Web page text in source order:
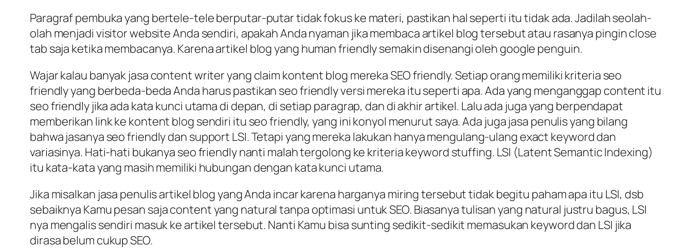
Paragraf pembuka yang bertele-tele berputar-putar tidak fokus ke materi, pastikan hal seperti itu tidak ada. Jadilah seolah-
olah menjadi visitor website Anda sendiri, apakah Anda nyaman jika membaca artikel blog tersebut atau rasanya pingin close
tab saja ketika membacanya. Karena artikel blog yang human friendly semakin disenangi oleh google penguin.
Wajar kalau banyak jasa content writer yang claim kontent blog mereka SEO friendly. Setiap orang memiliki kriteria seo
friendly yang berbeda-beda Anda harus pastikan seo friendly versi mereka itu seperti apa. Ada yang menganggap content itu
seo friendly jika ada kata kunci utama di depan, di setiap paragrap, dan di akhir artikel. Lalu ada juga yang berpendapat
memberikan link ke kontent blog sendiri itu seo friendly, yang ini konyol menurut saya. Ada juga jasa penulis yang bilang
bahwa jasanya seo friendly dan support LSI. Tetapi yang mereka lakukan hanya mengulang-ulang exact keyword dan
variasinya. Hati-hati bukanya seo friendly nanti malah tergolong ke kriteria keyword stuffing. LSI (Latent Semantic Indexing)
itu kata-kata yang masih memiliki hubungan dengan kata kunci utama.
Jika misalkan jasa penulis artikel blog yang Anda incar karena harganya miring tersebut tidak begitu paham apa itu LSI, dsb
sebaiknya Kamu pesan saja content yang natural tanpa optimasi untuk SEO. Biasanya tulisan yang natural justru bagus, LSI
nya mengalis sendiri masuk ke artikel tersebut. Nanti Kamu bisa sunting sedikit-sedikit memasukan keyword dan LSI jika
dirasa belum cukup SEO.